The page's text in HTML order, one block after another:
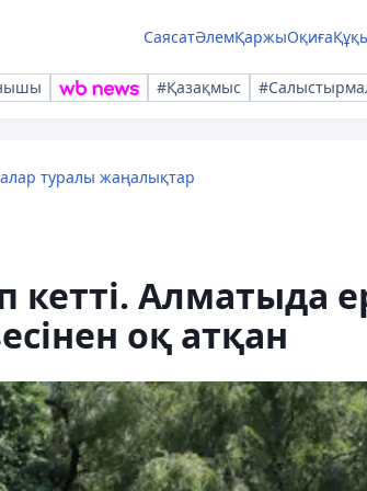
СаясатӘлемҚаржыОқиға
#Қазақмыс
туралы жаңалықтар
кетті. Алматыда
оқ атқан